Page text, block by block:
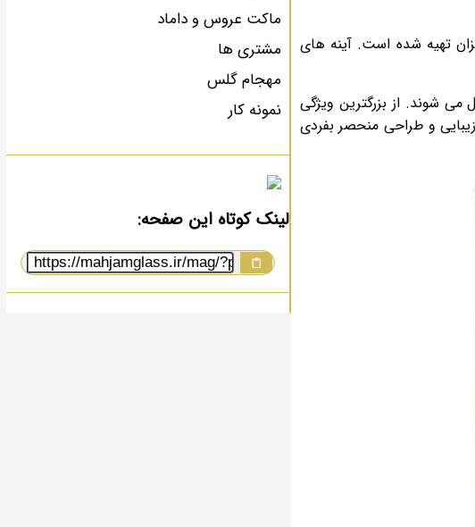
تهیه شده است. آینه های
می شوند. از بزرگترین ویژگی
و طراحی منحصر بفردی
ماکت عروس و داماد
مشتری ها
مهجام گلس
نمونه کار
لینک کوتاه این صفحه: